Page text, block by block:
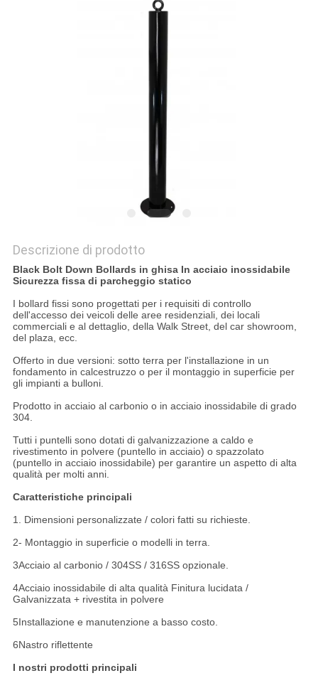
Descrizione di prodotto
Black Bolt Down Bollards in ghisa In acciaio inossidabile
Sicurezza fissa di parcheggio statico
I bollard fissi sono progettati per i requisiti di controllo
dell'accesso dei veicoli delle aree residenziali, dei locali
commerciali e al dettaglio, della Walk Street, del car showroom,
del plaza, ecc.
Offerto in due versioni: sotto terra per l'installazione in un
fondamento in calcestruzzo o per il montaggio in superficie per
gli impianti a bulloni.
Prodotto in acciaio al carbonio o in acciaio inossidabile di grado
304.
Tutti i puntelli sono dotati di galvanizzazione a caldo e
rivestimento in polvere (puntello in acciaio) o spazzolato
(puntello in acciaio inossidabile) per garantire un aspetto di alta
qualità per molti anni.
Caratteristiche principali
1. Dimensioni personalizzate / colori fatti su richieste.
2- Montaggio in superficie o modelli in terra.
3Acciaio al carbonio / 304SS / 316SS opzionale.
4Acciaio inossidabile di alta qualità Finitura lucidata /
Galvanizzata + rivestita in polvere
5Installazione e manutenzione a basso costo.
6Nastro riflettente
I nostri prodotti principali